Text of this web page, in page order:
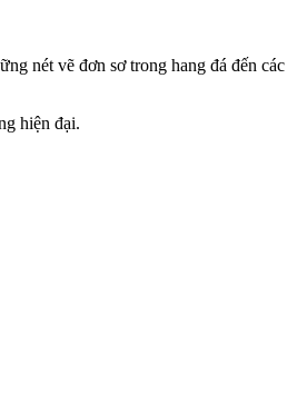
nét vẽ đơn sơ trong hang đá đến các
hiện đại.